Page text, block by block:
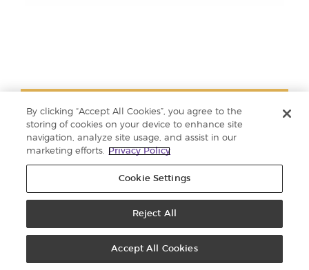
Więcej o KidScents
By clicking “Accept All Cookies”, you agree to the
storing of cookies on your device to enhance site
navigation, analyze site usage, and assist in our
marketing efforts.
Privacy Policy
Cookie Settings
Reject All
Accept All Cookies